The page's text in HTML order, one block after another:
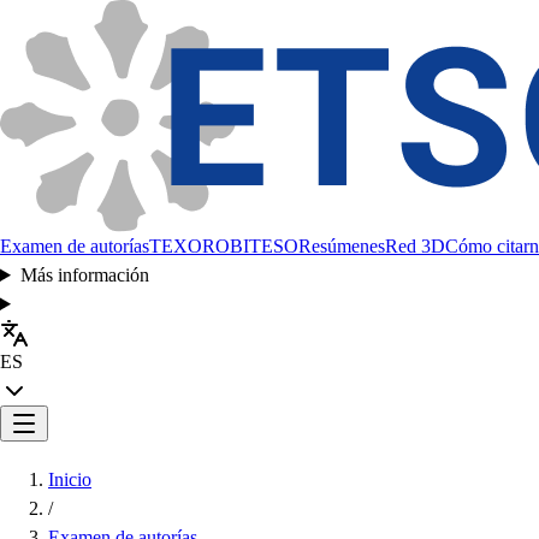
Examen de autoríasTEXOROBITESOResúmenesRed 3DCómo
Más información
ES
Inicio
/